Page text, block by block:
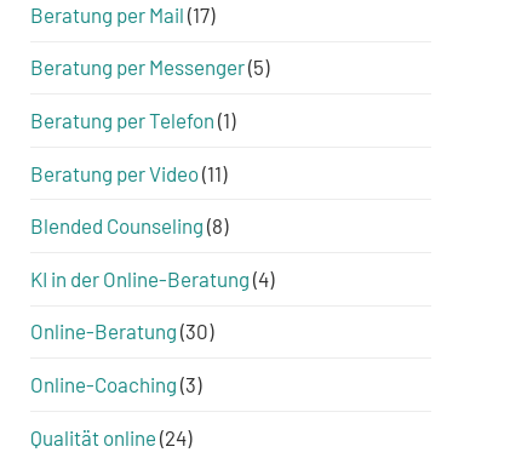
Beratung per Mail (17)
Beratung per Messenger(5)
Beratung per Telefon (1)
Beratung per Video(11)
Blended Counseling (8)
KI in der Online-Beratung (4)
Online-Beratung (30)
Online-Coaching (3)
Qualität online (24)